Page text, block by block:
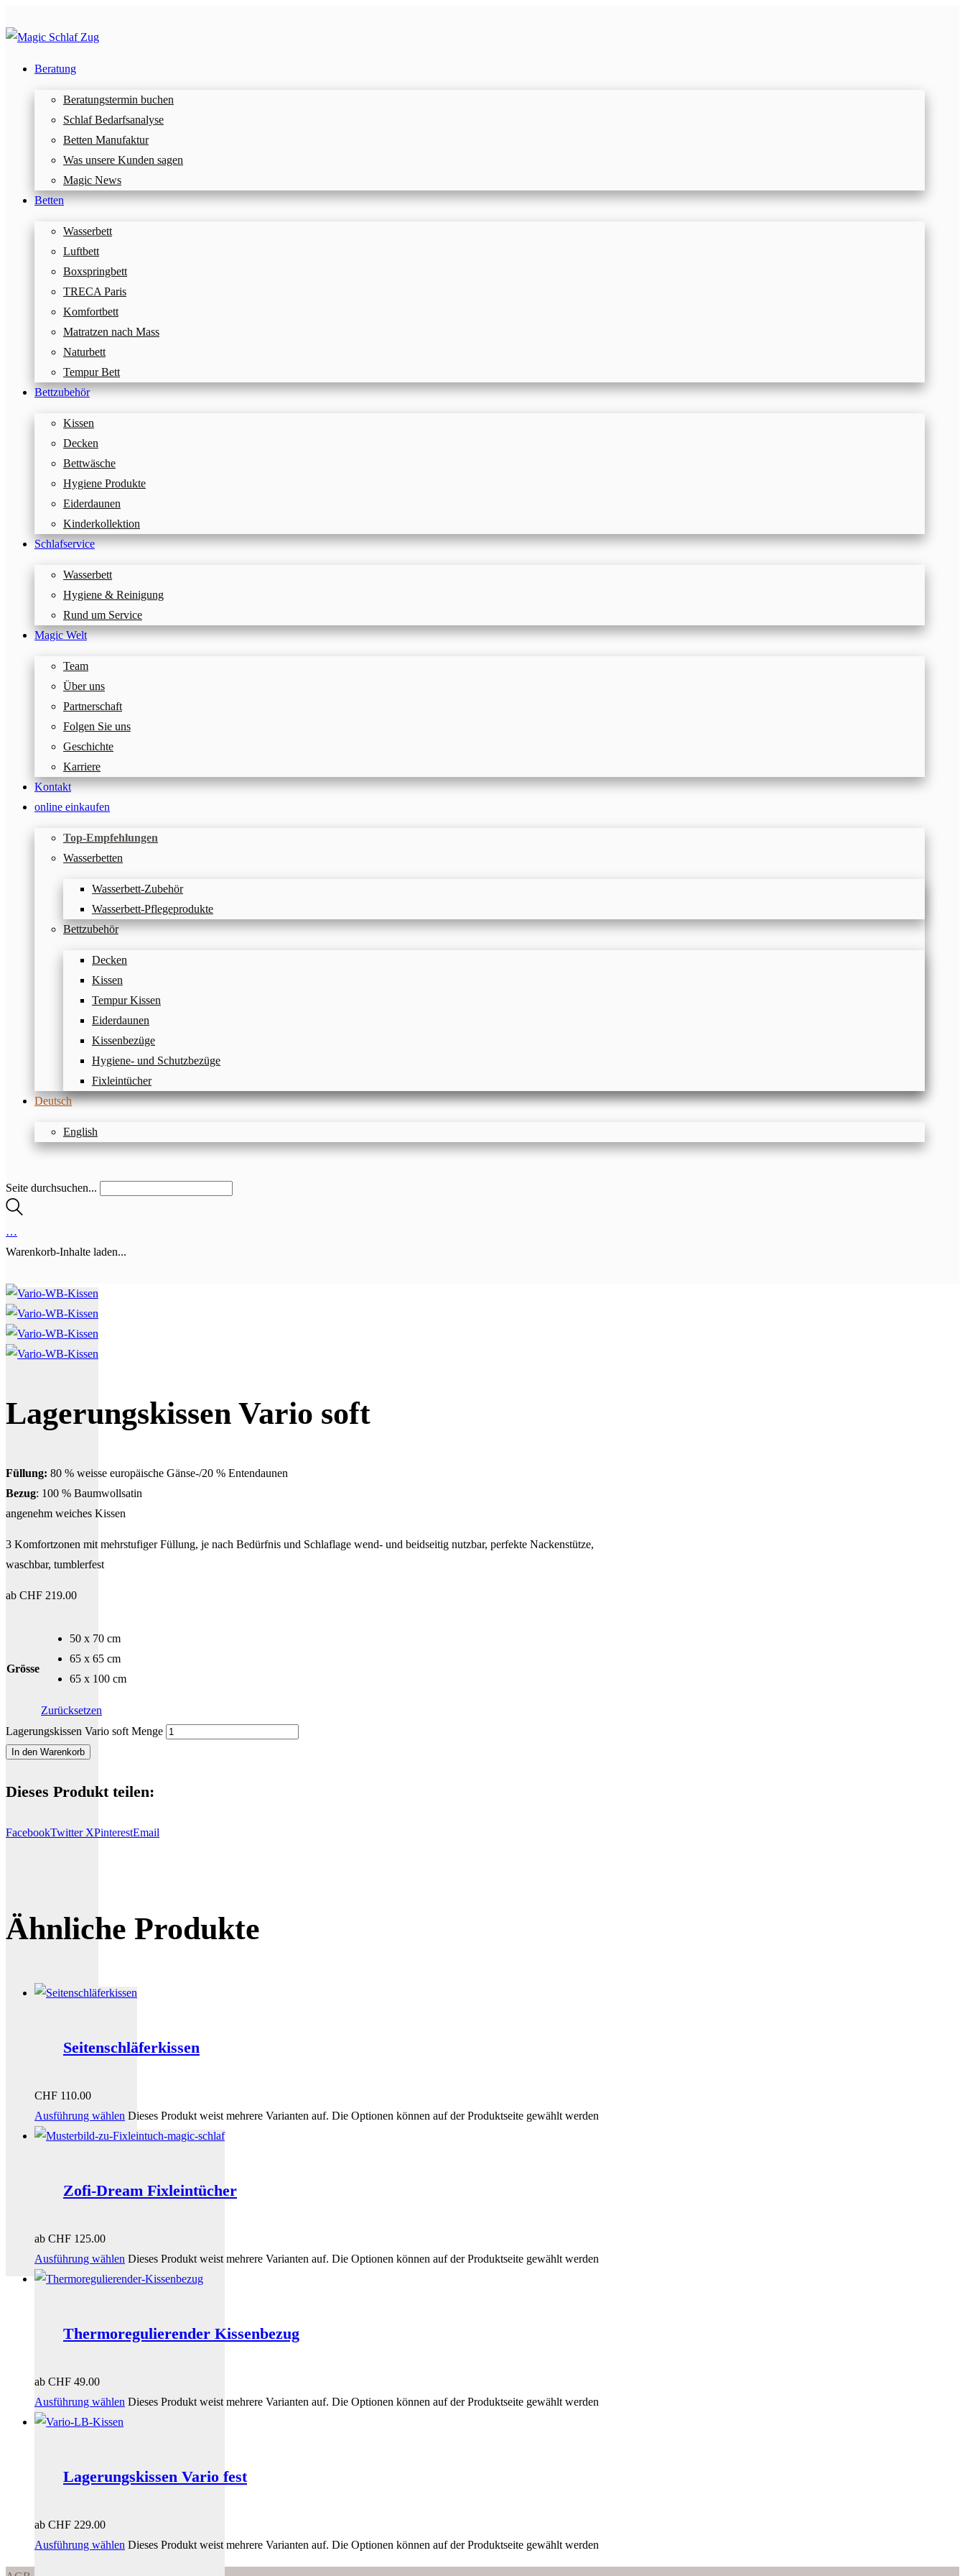
Beratung
Beratungstermin buchen
Schlaf Bedarfsanalyse
Betten Manufaktur
Was unsere Kunden sagen
Magic News
Betten
Wasserbett
Luftbett
Boxspringbett
TRECA Paris
Komfortbett
Matratzen nach Mass
Naturbett
Tempur Bett
Bettzubehör
Kissen
Decken
Bettwäsche
Hygiene Produkte
Eiderdaunen
Kinderkollektion
Schlafservice
Wasserbett
Hygiene & Reinigung
Rund um Service
Magic Welt
Team
Über uns
Partnerschaft
Folgen Sie uns
Geschichte
Karriere
Kontakt
online einkaufen
Top-Empfehlungen
Wasserbetten
Wasserbett-Zubehör
Wasserbett-Pflegeprodukte
Bettzubehör
Decken
Kissen
Tempur Kissen
Eiderdaunen
Kissenbezüge
Hygiene- und Schutzbezüge
Fixleintücher
Deutsch
English
Seite durchsuchen...
…
Warenkorb-Inhalte laden...
Lagerungskissen Vario soft
Füllung: 80 % weisse europäische Gänse-/20 % Entendaunen
Bezug: 100 % Baumwollsatin
angenehm weiches Kissen
3 Komfortzonen mit mehrstufiger Füllung, je nach Bedürfnis und Schlaflage wend- und beidseitig nutzbar, perfekte Nackenstütze,
waschbar, tumblerfest
ab CHF 219.00
Grösse
50 x 70 cm
65 x 65 cm
65 x 100 cm
Zurücksetzen
Lagerungskissen Vario soft Menge
In den Warenkorb
Dieses Produkt teilen:
FacebookTwitter XPinterestEmail
Ähnliche Produkte
Seitenschläferkissen
CHF 110.00
Ausführung wählen Dieses Produkt weist mehrere Varianten auf. Die Optionen können auf der Produktseite gewählt werden
Zofi-Dream Fixleintücher
ab CHF 125.00
Ausführung wählen Dieses Produkt weist mehrere Varianten auf. Die Optionen können auf der Produktseite gewählt werden
Thermoregulierender Kissenbezug
ab CHF 49.00
Ausführung wählen Dieses Produkt weist mehrere Varianten auf. Die Optionen können auf der Produktseite gewählt werden
Lagerungskissen Vario fest
ab CHF 229.00
Ausführung wählen Dieses Produkt weist mehrere Varianten auf. Die Optionen können auf der Produktseite gewählt werden